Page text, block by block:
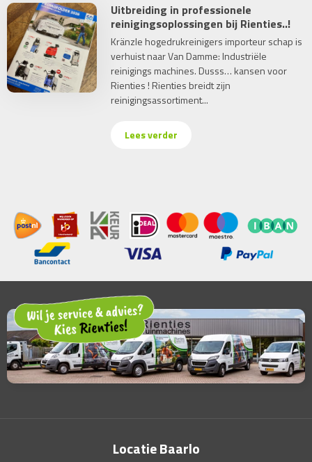
Uitbreiding in professionele
reinigingsoplossingen bij Rienties..!
Kränzle hogedrukreinigers importeur schap is
verhuist naar Van Damme: Industriële
reinigings machines. Dusss… kansen voor
Rienties ! Rienties breidt zijn
reinigingsassortiment...
Lees verder
Locatie Baarlo